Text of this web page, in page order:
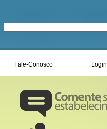
Fale-Conosco Login